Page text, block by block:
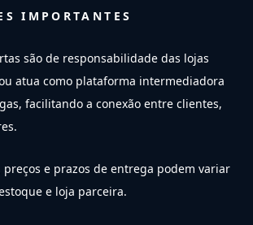
IMPORTANTES
são de responsabilidade das lojas
atua como plataforma intermediadora
facilitando a conexão entre clientes,
e prazos de entrega podem variar
e loja parceira.